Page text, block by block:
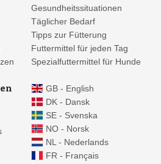
Gesundheitssituationen
Täglicher Bedarf
Tipps zur Fütterung
Futtermittel für jeden Tag
Spezialfuttermittel für Hunde
GB - English
DK - Dansk
SE - Svenska
NO - Norsk
NL - Nederlands
FR - Français